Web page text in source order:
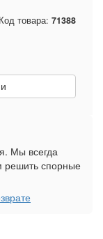
Код товара: 71388
Мы всегда
решить спорные